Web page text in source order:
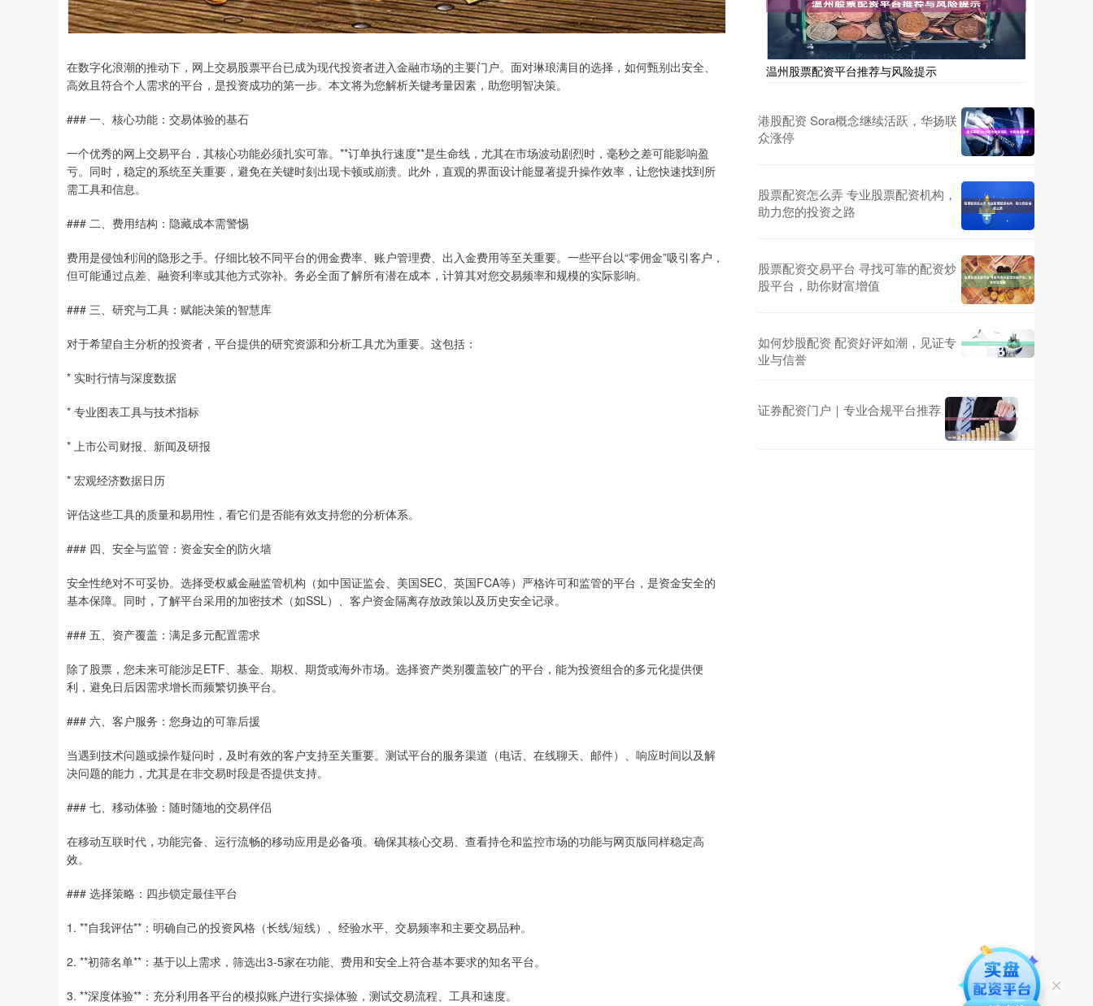
在数字化浪潮的推动下，网上交易股票平台已成为现代投资者进入金融市场的主要门户。面对琳琅满目的选择，如何甄别出安全、
高效且符合个人需求的平台，是投资成功的第一步。本文将为您解析关键考量因素，助您明智决策。
### 一、核心功能：交易体验的基石
一个优秀的网上交易平台，其核心功能必须扎实可靠。**订单执行速度**是生命线，尤其在市场波动剧烈时，毫秒之差可能影响盈
亏。同时，稳定的系统至关重要，避免在关键时刻出现卡顿或崩溃。此外，直观的界面设计能显著提升操作效率，让您快速找到所
需工具和信息。
### 二、费用结构：隐藏成本需警惕
费用是侵蚀利润的隐形之手。仔细比较不同平台的佣金费率、账户管理费、出入金费用等至关重要。一些平台以“零佣金”吸引客户，
但可能通过点差、融资利率或其他方式弥补。务必全面了解所有潜在成本，计算其对您交易频率和规模的实际影响。
### 三、研究与工具：赋能决策的智慧库
对于希望自主分析的投资者，平台提供的研究资源和分析工具尤为重要。这包括：
* 实时行情与深度数据
* 专业图表工具与技术指标
* 上市公司财报、新闻及研报
* 宏观经济数据日历
评估这些工具的质量和易用性，看它们是否能有效支持您的分析体系。
### 四、安全与监管：资金安全的防火墙
安全性绝对不可妥协。选择受权威金融监管机构（如中国证监会、美国SEC、英国FCA等）严格许可和监管的平台，是资金安全的
基本保障。同时，了解平台采用的加密技术（如SSL）、客户资金隔离存放政策以及历史安全记录。
### 五、资产覆盖：满足多元配置需求
除了股票，您未来可能涉足ETF、基金、期权、期货或海外市场。选择资产类别覆盖较广的平台，能为投资组合的多元化提供便
利，避免日后因需求增长而频繁切换平台。
### 六、客户服务：您身边的可靠后援
当遇到技术问题或操作疑问时，及时有效的客户支持至关重要。测试平台的服务渠道（电话、在线聊天、邮件）、响应时间以及解
决问题的能力，尤其是在非交易时段是否提供支持。
### 七、移动体验：随时随地的交易伴侣
在移动互联时代，功能完备、运行流畅的移动应用是必备项。确保其核心交易、查看持仓和监控市场的功能与网页版同样稳定高
效。
### 选择策略：四步锁定最佳平台
1. **自我评估**：明确自己的投资风格（长线/短线）、经验水平、交易频率和主要交易品种。
2. **初筛名单**：基于以上需求，筛选出3-5家在功能、费用和安全上符合基本要求的知名平台。
3. **深度体验**：充分利用各平台的模拟账户进行实操体验，测试交易流程、工具和速度。
温州股票配资平台推荐与风险提示
港股配资 Sora概念继续活跃，华扬联
众涨停
股票配资怎么弄 专业股票配资机构，
助力您的投资之路
股票配资交易平台 寻找可靠的配资炒
股平台，助你财富增值
如何炒股配资 配资好评如潮，见证专
业与信誉
证券配资门户｜专业合规平台推荐